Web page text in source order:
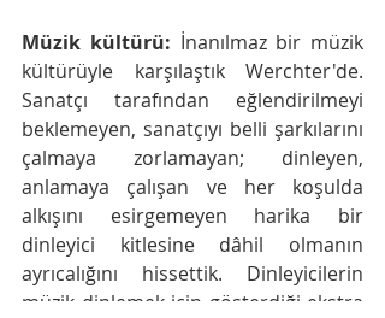
Müzik kültürü: İnanılmaz bir müzik
kültürüyle karşılaştık Werchter'de.
Sanatçı tarafından eğlendirilmeyi
beklemeyen, sanatçıyı belli şarkılarını
çalmaya zorlamayan; dinleyen,
anlamaya çalışan ve her koşulda
alkışını esirgemeyen harika bir
dinleyici kitlesine dâhil olmanın
ayrıcalığını hissettik. Dinleyicilerin
müzik dinlemek için gösterdiği ekstra